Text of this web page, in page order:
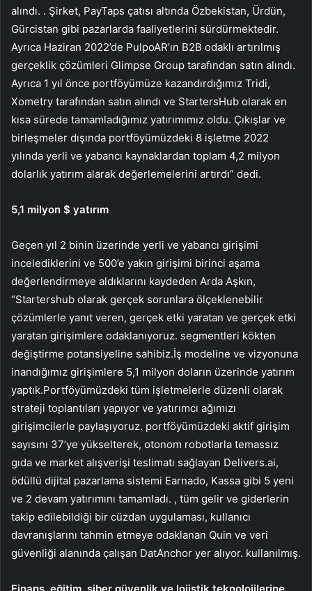
alındı. . Şirket, PayTaps çatısı altında Özbekistan, Ürdün,
Gürcistan gibi pazarlarda faaliyetlerini sürdürmektedir.
Ayrıca Haziran 2022’de PulpoAR’ın B2B odaklı artırılmış
gerçeklik çözümleri Glimpse Group tarafından satın alındı.
Ayrıca 1 yıl önce portföyümüze kazandırdığımız Tridi,
Xometry tarafından satın alındı ​​ve StartersHub olarak en
kısa sürede tamamladığımız yatırımımız oldu. Çıkışlar ve
birleşmeler dışında portföyümüzdeki 8 işletme 2022
yılında yerli ve yabancı kaynaklardan toplam 4,2 milyon
dolarlık yatırım alarak değerlemelerini artırdı” dedi.
5,1 milyon $ yatırım
Geçen yıl 2 binin üzerinde yerli ve yabancı girişimi
incelediklerini ve 500’e yakın girişimi birinci aşama
değerlendirmeye aldıklarını kaydeden Arda Aşkın,
“Startershub olarak gerçek sorunlara ölçeklenebilir
çözümlerle yanıt veren, gerçek etki yaratan ve gerçek etki
yaratan girişimlere odaklanıyoruz. segmentleri kökten
değiştirme potansiyeline sahibiz.İş modeline ve vizyonuna
inandığımız girişimlere 5,1 milyon doların üzerinde yatırım
yaptık.Portföyümüzdeki tüm işletmelerle düzenli olarak
strateji toplantıları yapıyor ve yatırımcı ağımızı
girişimcilerle paylaşıyoruz. portföyümüzdeki aktif girişim
sayısını 37’ye yükselterek, otonom robotlarla temassız
gıda ve market alışverişi teslimatı sağlayan Delivers.ai,
ödüllü dijital pazarlama sistemi Earnado, Kassa gibi 5 yeni
ve 2 devam yatırımını tamamladı. , tüm gelir ve giderlerin
takip edilebildiği bir cüzdan uygulaması, kullanıcı
davranışlarını tahmin etmeye odaklanan Quin ve veri
güvenliği alanında çalışan DatAnchor yer alıyor. kullanılmış.
Finans, eğitim, siber güvenlik ve lojistik teknolojilerine